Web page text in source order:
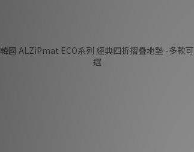
韓國 ALZiPmat ECO系列 經典四折摺疊地墊 -多款可
選